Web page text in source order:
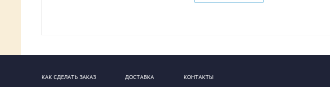
КАК СДЕЛАТЬ ЗАКАЗ ДОСТАВКА КОНТАКТЫ